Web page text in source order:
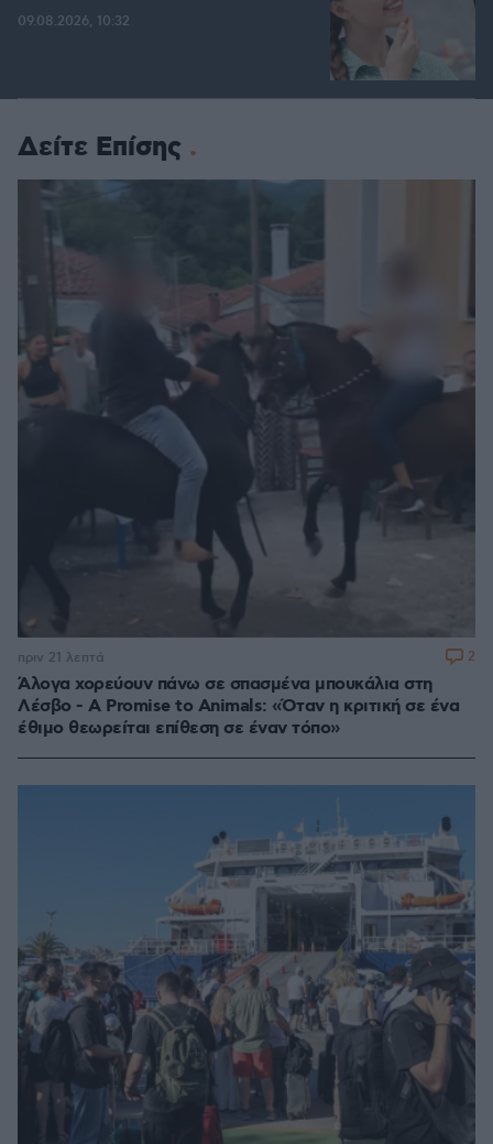
09.08.2026, 10:32
Δείτε Επίσης
Άλογα χορεύουν πάνω σε σπασμένα μπουκάλια στη
Λέσβο - A Promise to Animals: «Όταν η κριτική σε ένα
έθιμο θεωρείται επίθεση σε έναν τόπο»
πριν 21 λεπτά 2